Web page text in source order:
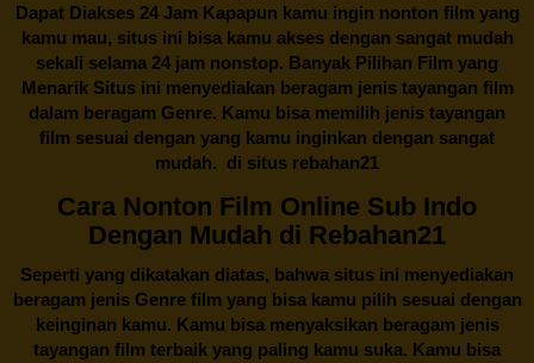
Dapat Diakses 24 Jam Kapapun kamu ingin nonton film yang
kamu mau, situs ini bisa kamu akses dengan sangat mudah
sekali selama 24 jam nonstop. Banyak Pilihan Film yang
Menarik Situs ini menyediakan beragam jenis tayangan film
dalam beragam Genre. Kamu bisa memilih jenis tayangan
film sesuai dengan yang kamu inginkan dengan sangat
mudah. di situs rebahan21
Cara Nonton Film Online Sub Indo
Dengan Mudah di Rebahan21
Seperti yang dikatakan diatas, bahwa situs ini menyediakan
beragam jenis Genre film yang bisa kamu pilih sesuai dengan
keinginan kamu. Kamu bisa menyaksikan beragam jenis
tayangan film terbaik yang paling kamu suka. Kamu bisa